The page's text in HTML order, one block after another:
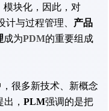
模块化，因此，对
与过程管理、 产品
成为PDM的重要组成
很多新技术、新概念
， PLM强调的是把